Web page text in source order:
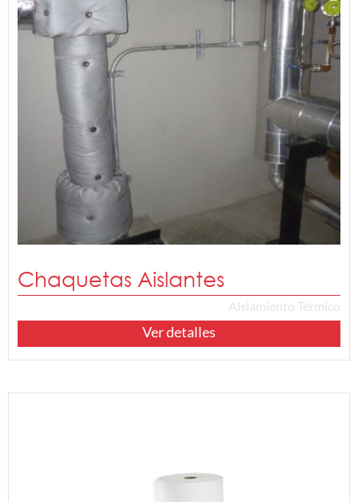
Chaquetas Aislantes
Aislamiento Térmico
Ver detalles